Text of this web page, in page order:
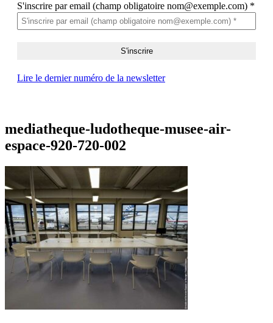
S'inscrire par email (champ obligatoire nom@exemple.com) *
Lire le dernier numéro de la newsletter
mediatheque-ludotheque-musee-air-
espace-920-720-002